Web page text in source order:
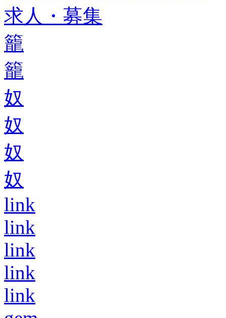
求人・募集
籠
籠
奴
奴
奴
奴
link
link
link
link
link